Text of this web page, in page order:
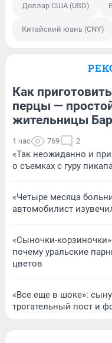
Доллар США (USD)
Китайский юань (CNY)
Как
перцы —
жительницы
1 час 769 2
«Так неожиданно и
о съемках с гуру
«Четыре месяца
автомобилист
«Сыночки-
почему уральские
цветов
«Все еще в шоке»:
трогательный пост и